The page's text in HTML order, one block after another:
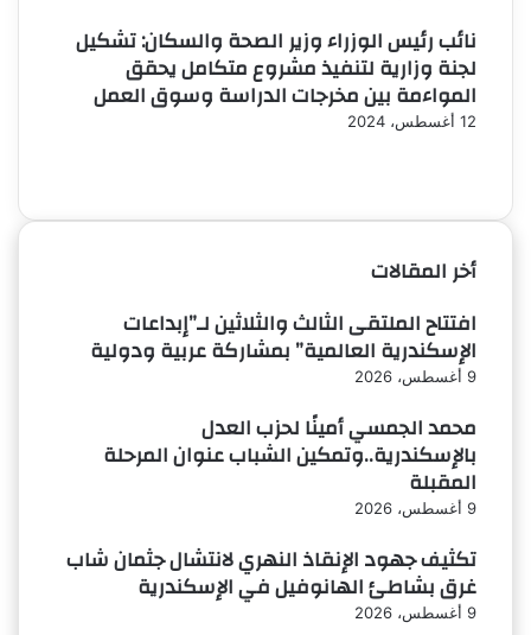
نائب رئيس الوزراء وزير الصحة والسكان: تشكيل
لجنة وزارية لتنفيذ مشروع متكامل يحقق
المواءمة بين مخرجات الدراسة وسوق العمل
12 أغسطس، 2024
أخر المقالات
افتتاح الملتقى الثالث والثلاثين لـ”إبداعات
الإسكندرية العالمية” بمشاركة عربية ودولية
9 أغسطس، 2026
محمد الجمسي أمينًا لحزب العدل
بالإسكندرية..وتمكين الشباب عنوان المرحلة
المقبلة
9 أغسطس، 2026
تكثيف جهود الإنقاذ النهري لانتشال جثمان شاب
غرق بشاطئ الهانوفيل في الإسكندرية
9 أغسطس، 2026